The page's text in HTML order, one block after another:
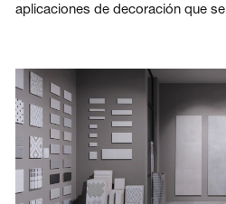
aplicaciones de decoración que